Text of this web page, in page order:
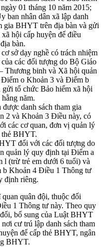
01 tháng 10 năm 2015;
ban nhân dân xã lập danh
gia BHYT trên địa bàn và gửi
hội cấp huyện để điều
bàn.
sở dạy nghề có trách nhiệm
các đối tượng do Bộ Giáo
Thương binh và Xã hội quản
o Khoản 3 và Điểm b
tổ chức Bảo hiểm xã hội
năm.
danh sách tham gia
2 và Khoản 3 Điều này, có
các cơ quan, đơn vị quản lý
thẻ BHYT.
đối với các đối tượng do
quản lý quy định tại Điểm a
(trừ trẻ em dưới 6 tuổi) và
Khoản 4 Điều 1 Thông tư
định riêng.
quân đội, thuộc đối
1 Thông tư này. Theo quy
bổ sung của Luật BHYT
cư trú lập danh sách tham
để cấp thẻ BHYT, ngân
BHYT.